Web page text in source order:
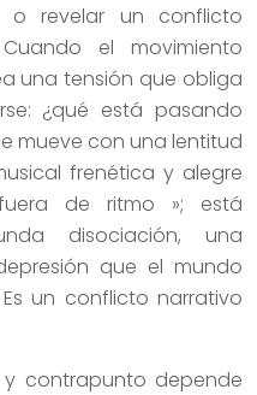
o revelar un conflicto
el movimiento
una tensión que obliga
¿qué está pasando
mueve con una lentitud
frenética y alegre
de ritmo »; está
disociación, una
que el mundo
un conflicto narrativo
contrapunto depende